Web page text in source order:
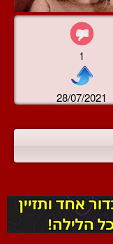
1
28/07/2021